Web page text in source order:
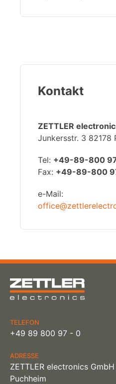
Kontakt
ZETTLER
Junkersstr. 3 82178
Tel: +49-89-800
Fax: +49-89-800
e-Mail:
TELEFON
+49 89 800 97 - 0
ADRESSE
ZETTLER electronics
Puchheim